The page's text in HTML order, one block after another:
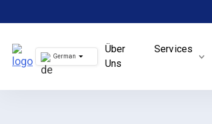
to
German
Über
Uns
Services